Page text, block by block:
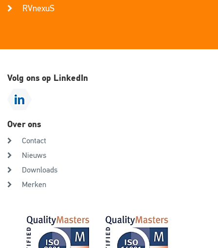
RVnexuS
Volg ons op LinkedIn
Over ons
Contact
Nieuws
Downloads
Merken